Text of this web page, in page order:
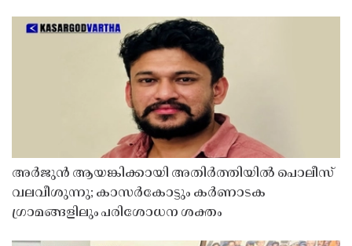
അർജുൻ ആയങ്കിക്കായി അതിർത്തിയിൽ പൊലീസ്
വലവീശുന്നു; കാസർകോട്ടും കർണാടക
ഗ്രാമങ്ങളിലും പരിശോധന ശക്തം